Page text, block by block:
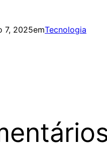
7, 2025emTecnologia